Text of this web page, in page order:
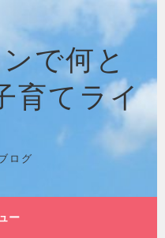
で何と
育てライ
ログ
ー